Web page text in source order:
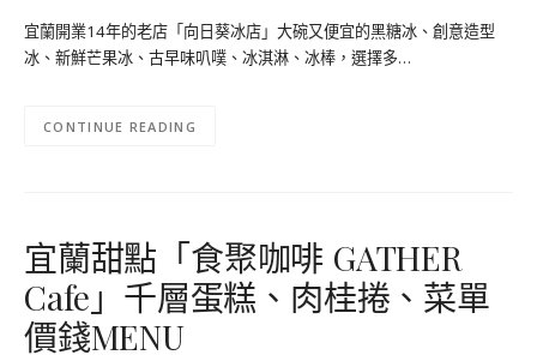
宜蘭開業14年的老店「向日葵冰店」大碗又便宜的黑糖冰、創意造型
冰、新鮮芒果冰、古早味叭噗、冰淇淋、冰棒，選擇多…
CONTINUE READING
宜蘭甜點「食聚咖啡 GATHER
Cafe」千層蛋糕、肉桂捲、菜單
價錢MENU